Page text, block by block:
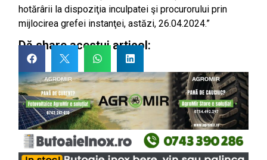
hotărârii la dispoziţia inculpatei şi procurorului prin
mijlocirea grefei instanţei, astăzi, 26.04.2024.”
Dă share acestui articol: